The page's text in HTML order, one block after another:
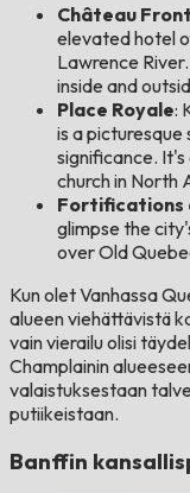
Château
elevated hotel
Lawrence
inside and
Place Royale:
is a
significance.
church in
Fortifications
glimpse the
over Old
Kun olet Vanhassa
alueen viehättävistä
vain vierailu olisi
Champlainin
valaistuksestaan
putiikeistaan.
Banffin